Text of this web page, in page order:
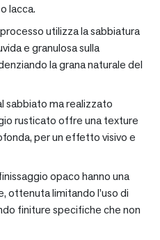
lacca.
utilizza la sabbiatura
e granulosa sulla
la grana naturale del
sabbiato ma realizzato
rusticato offre una texture
per un effetto visivo e
opaco hanno una
ottenuta limitando l’uso di
finiture specifiche che non